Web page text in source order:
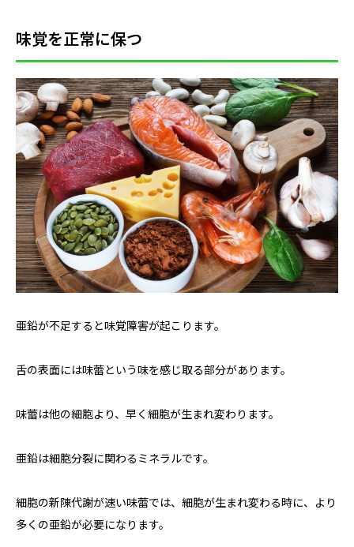
味覚を正常に保つ
亜鉛が不足すると味覚障害が起こります。
舌の表面には味蕾という味を感じ取る部分があります。
味蕾は他の細胞より、早く細胞が生まれ変わります。
亜鉛は細胞分裂に関わるミネラルです。
細胞の新陳代謝が速い味蕾では、細胞が生まれ変わる時に、より
多くの亜鉛が必要になります。